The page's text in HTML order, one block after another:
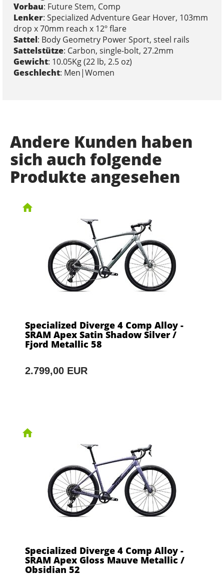
Vorbau: Future Stem, Comp
Lenker: Specialized Adventure Gear Hover, 103mm
drop x 70mm reach x 12º flare
Sattel: Body Geometry Power Sport, steel rails
Sattelstütze: Carbon, single-bolt, 27.2mm
Gewicht: 10.05Kg (22 lb, 2.5 oz)
Geschlecht: Men|Women
Andere Kunden haben
sich auch folgende
Produkte angesehen
Specialized Diverge 4 Comp Alloy -
SRAM Apex Satin Shadow Silver /
Fjord Metallic 58
2.799,00 EUR
Specialized Diverge 4 Comp Alloy -
SRAM Apex Gloss Mauve Metallic /
Obsidian 52